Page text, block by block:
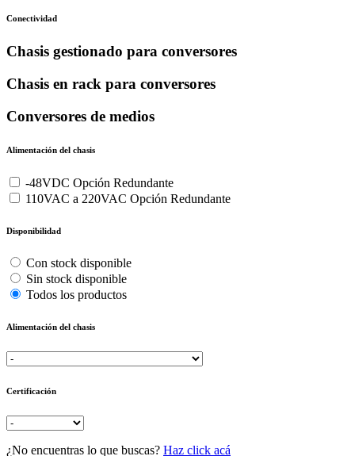
Conectividad
Chasis gestionado para conversores
Chasis en rack para conversores
Conversores de medios
Alimentación del chasis
-48VDC Opción Redundante
110VAC a 220VAC Opción Redundante
Disponibilidad
Con stock disponible
Sin stock disponible
Todos los productos
Alimentación del chasis
Certificación
¿No encuentras lo que buscas? Haz click acá